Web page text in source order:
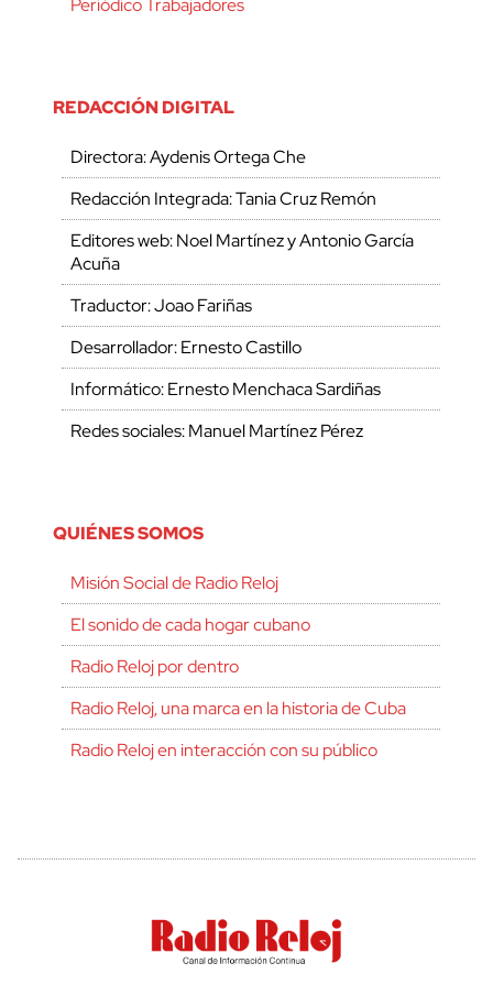
REDACCIÓN DIGITAL
Directora: Aydenis Ortega Che
Redacción Integrada: Tania Cruz Remón
Editores web: Noel Martínez y Antonio García
Acuña
Traductor: Joao Fariñas
Desarrollador: Ernesto Castillo
Informático: Ernesto Menchaca Sardiñas
Redes sociales: Manuel Martínez Pérez
QUIÉNES SOMOS
Misión Social de Radio Reloj
El sonido de cada hogar cubano
Radio Reloj por dentro
Radio Reloj, una marca en la historia de Cuba
Radio Reloj en interacción con su público